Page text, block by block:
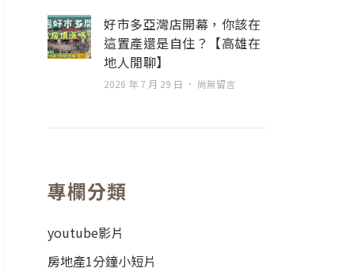
好市多亞灣店開幕，你該在
這置產還是自住？【高雄在
地人閒聊】
2026 年 7 月 29 日 尚無留言
專欄分類
youtube影片
房地產1分鐘小短片